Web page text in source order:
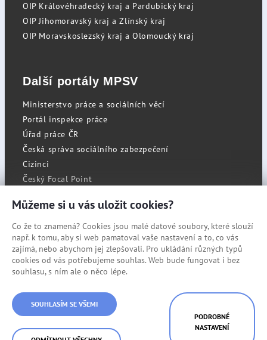
OIP Královéhradecký kraj a Pardubický kraj
OIP Jihomoravský kraj a Zlínský kraj
OIP Moravskoslezský kraj a Olomoucký kraj
Další portály MPSV
Ministerstvo práce a sociálních věcí
Portál inspekce práce
Úřad práce ČR
Česká správa sociálního zabezpečení
Cizinci
Český Focal Point
RSS
Cookies
Prohlášení o přístupnosti
Mapa stránek
© Státní úřad inspekce práce
Můžeme si u vás uložit cookies?
Co že to znamená? Cookies jsou malé datové soubory, které slouží
např. k tomu, aby si web pamatoval vaše nastavení a to, co vás
zajímá, nebo abychom jej zlepšovali. Pro ukládání různých typů
cookies od vás potřebujeme souhlas. Web bude fungovat i bez
souhlasu, s ním ale o něco lépe.
SOUHLASÍM SE VŠEMI
PODROBNÉ
NASTAVENÍ